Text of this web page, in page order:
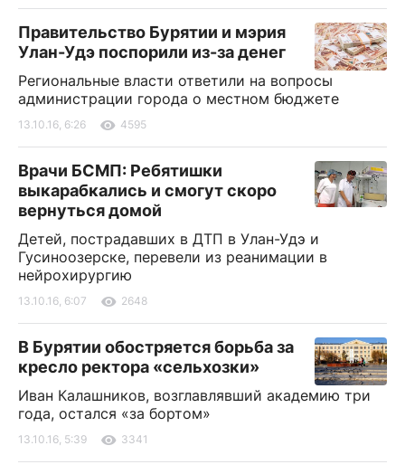
Правительство Бурятии и мэрия
Улан-Удэ поспорили из-за денег
Региональные власти ответили на вопросы
администрации города о местном бюджете
13.10.16, 6:26 4595
Врачи БСМП: Ребятишки
выкарабкались и смогут скоро
вернуться домой
Детей, пострадавших в ДТП в Улан-Удэ и
Гусиноозерске, перевели из реанимации в
нейрохирургию
13.10.16, 6:07 2648
В Бурятии обостряется борьба за
кресло ректора «сельхозки»
Иван Калашников, возглавлявший академию три
года, остался «за бортом»
13.10.16, 5:39 3341